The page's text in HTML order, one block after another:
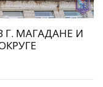
МАГАДАНЕ И